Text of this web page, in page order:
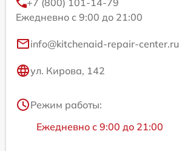
+7 (800) 101-14-79
Ежедневно с 9:00 до 21:00
info@kitchenaid-repair-center.ru
ул. Кирова, 142
Режим работы:
Ежедневно с 9:00 до 21:00